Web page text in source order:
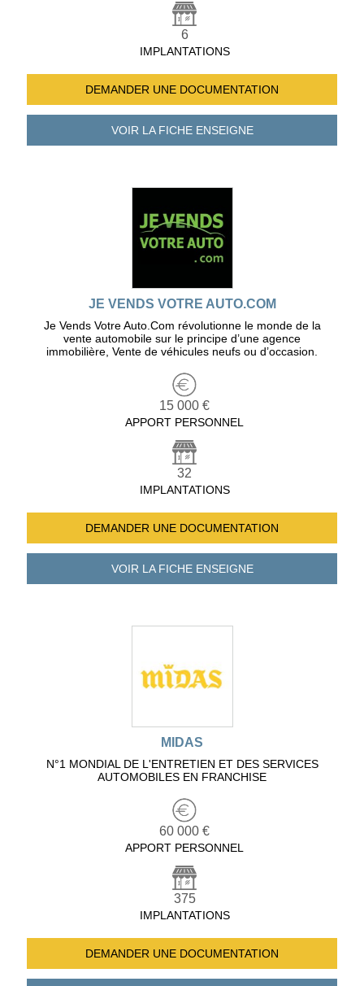
6
IMPLANTATIONS
DEMANDER UNE DOCUMENTATION
VOIR LA FICHEENSEIGNE
JE VENDS VOTRE AUTO.COM
Je Vends Votre Auto.Com révolutionne le monde de la
vente automobile sur le principe d’une agence
immobilière, Vente de véhicules neufs ou d’occasion.
15 000 €
APPORT PERSONNEL
32
IMPLANTATIONS
DEMANDER UNE DOCUMENTATION
VOIR LA FICHEENSEIGNE
MIDAS
N°1 MONDIAL DE L'ENTRETIEN ET DES SERVICES
AUTOMOBILES EN FRANCHISE
60 000 €
APPORT PERSONNEL
375
IMPLANTATIONS
DEMANDER UNE DOCUMENTATION